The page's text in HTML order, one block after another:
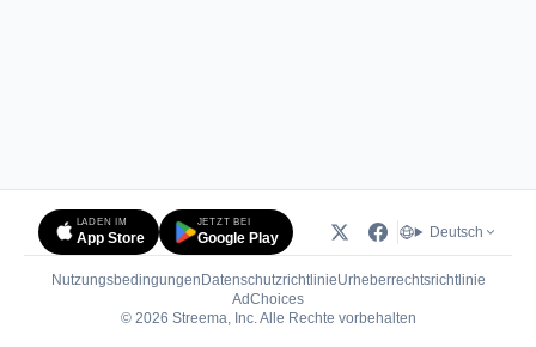
LADEN IM
App Store
JETZT BEI
Google Play Deutsch
Nutzungsbedingungen DatenschutzrichtlinieUrheberrechtsrichtlinie
AdChoices(öffnet in neuem Tab)
© 2026 Streema, Inc. Alle Rechte vorbehalten